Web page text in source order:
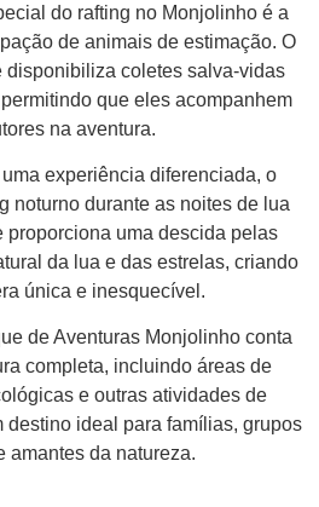
do rafting no Monjolinho é a
de animais de estimação. O
disponibiliza coletes salva-vidas
que eles acompanhem
na aventura.
experiência diferenciada, o
noturno durante as noites de lua
proporciona uma descida pelas
da lua e das estrelas, criando
única e inesquecível.
de Aventuras Monjolinho conta
completa, incluindo áreas de
e outras atividades de
destino ideal para famílias, grupos
amantes da natureza.